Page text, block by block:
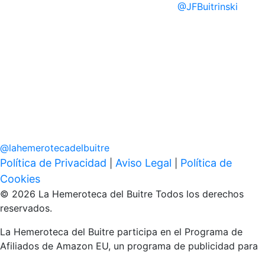
@JFBuitrinski
@lahemerotecadelbuitre
Política de Privacidad Aviso Legal
Política de
Cookies
© 2026 La Hemeroteca del Buitre Todos los derechos
reservados.
La Hemeroteca del Buitre participa en el Programa de
Afiliados de Amazon EU, un programa de publicidad para